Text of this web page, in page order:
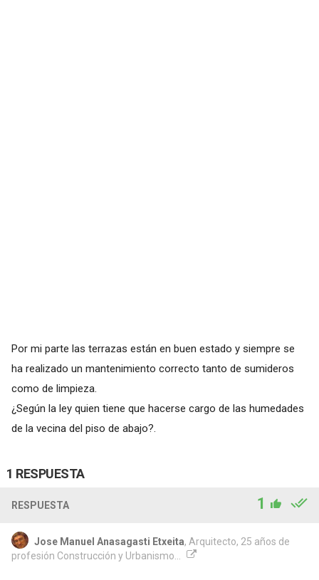
Por mi parte las terrazas están en buen estado y siempre se
ha realizado un mantenimiento correcto tanto de sumideros
como de limpieza.
¿Según la ley quien tiene que hacerse cargo de las humedades
de la vecina del piso de abajo?.
1 RESPUESTA
RESPUESTA 1
Jose Manuel Anasagasti Etxeita, Arquitecto, 25 años de
profesión Construcción y Urbanismo...